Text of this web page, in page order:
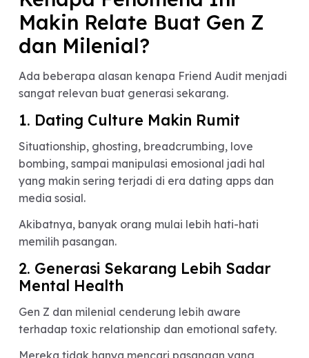
sering melihat hal yang kadang tidak kita sadari
sendiri.
Apalagi teman dekat biasanya sudah mengenal
karakter kita lebih lama dibanding pasangan
Mereka tahu:
tipe hubungan yang cocok buat kita,
pola toxic relationship yang sering kita alami,
dan perubahan perilaku kita saat berada
hubungan yang tidak sehat.
Kenapa Fenomena Ini
Makin Relate Buat Gen Z
dan Milenial?
Ada beberapa alasan kenapa Friend Audit
sangat relevan buat generasi sekarang.
1. Dating Culture Makin Rumit